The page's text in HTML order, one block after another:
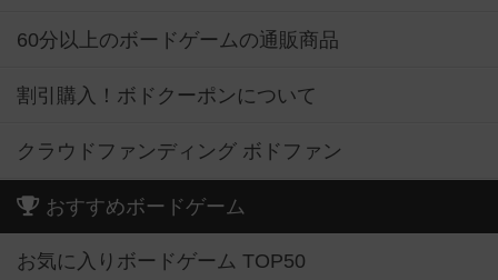
60分以上のボードゲームの通販商品
割引購入！ボドクーポンについて
クラウドファンディング ボドファン
おすすめボードゲーム
お気に入りボードゲーム TOP50